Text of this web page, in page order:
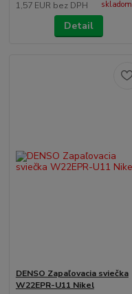
1,57 EUR bez DPH
skladom
Detail
DENSO Zapaľovacia sviečka
W22EPR-U11 Nikel